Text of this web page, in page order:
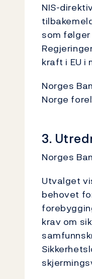
NIS-
som
kraft i EU i
Norges
Norge
3.
Norges
Utvalget
behovet
krav om